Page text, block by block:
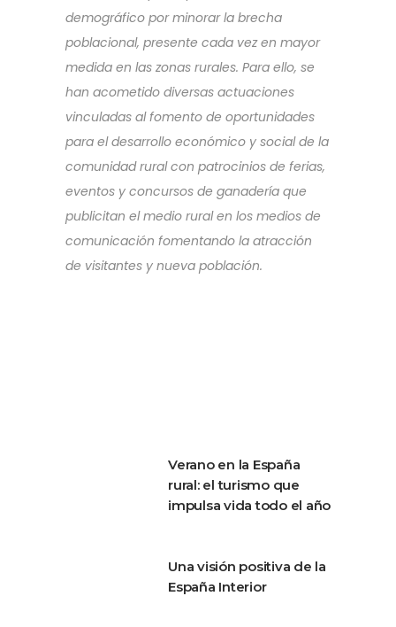
demográfico por minorar la brecha
poblacional, presente cada vez en mayor
medida en las zonas rurales. Para ello, se
han acometido diversas actuaciones
vinculadas al fomento de oportunidades
para el desarrollo económico y social de la
comunidad rural con patrocinios de ferias,
eventos y concursos de ganadería que
publicitan el medio rural en los medios de
comunicación fomentando la atracción
de visitantes y nueva población.
Verano en la España
rural: el turismo que
impulsa vida todo el año
Una visión positiva de la
España Interior